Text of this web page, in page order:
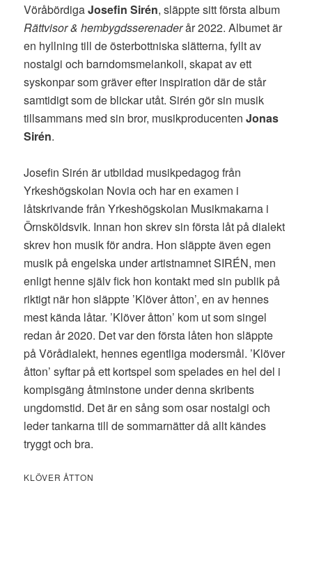
VöråbördigaJosefin Sirén, släppte sitt första album
Rättvisor & hembygdsserenaderår 2022. Albumet är
en hyllning till de österbottniska slätterna, fyllt av
nostalgi och barndomsmelankoli, skapat av ett
syskonpar som gräver efter inspiration där de står
samtidigt som de blickar utåt. Sirén gör sin musik
tillsammans med sin bror, musikproducentenJonas
Sirén.
Josefin Sirén är utbildad musikpedagog från
Yrkeshögskolan Novia och har en examen i
låtskrivande från Yrkeshögskolan Musikmakarna i
Örnsköldsvik. Innan hon skrev sin första låt på dialekt
skrev hon musik för andra. Hon släppte även egen
musik på engelska under artistnamnet SIRÉN, men
enligt henne själv fick hon kontakt med sin publik på
riktigt när hon släppte ’Klöver åtton’, en av hennes
mest kända låtar. ’Klöver åtton’ kom ut som singel
redan år 2020. Det var den första låten hon släppte
på Vörådialekt, hennes egentliga modersmål. ’Klöver
åtton’ syftar på ett kortspel som spelades en hel del i
kompisgäng åtminstone under denna skribents
ungdomstid. Det är en sång som osar nostalgi och
leder tankarna till de sommarnätter då allt kändes
tryggt och bra.
KLÖVER ÅTTON